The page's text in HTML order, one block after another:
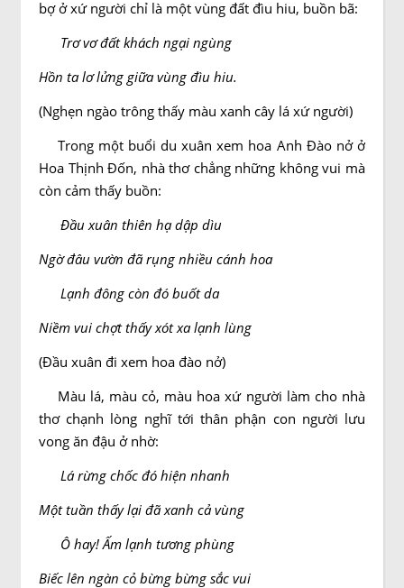
bợ ở xứ người chỉ là một vùng đất đìu hiu, buồn bã:
Trơ vơ đất khách ngại ngùng
Hồn ta lơ lửng giữa vùng đìu hiu.
(Nghẹn ngào trông thấy màu xanh cây lá xứ người)
Trong một buổi du xuân xem hoa Anh Ðào nở ở
Hoa Thịnh Ðốn, nhà thơ chẳng những không vui mà
còn cảm thấy buồn:
Ðầu xuân thiên hạ dập dìu
Ngờ đâu vườn đã rụng nhiều cánh hoa
Lạnh đông còn đó buốt da
Niềm vui chợt thấy xót xa lạnh lùng
(Ðầu xuân đi xem hoa đào nở)
Màu lá, màu cỏ, màu hoa xứ người làm cho nhà
thơ chạnh lòng nghĩ tới thân phận con người lưu
vong ăn đậu ở nhờ:
Lá rừng chốc đó hiện nhanh
Một tuần thấy lại đã xanh cả vùng
Ô hay! Ấm lạnh tương phùng
Biếc lên ngàn cỏ bừng bừng sắc vui